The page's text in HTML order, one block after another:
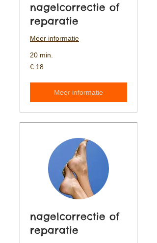
nagelcorrectie of
reparatie
Meer informatie
20 min.
18
euro
€ 18
Meer informatie
nagelcorrectie of
reparatie